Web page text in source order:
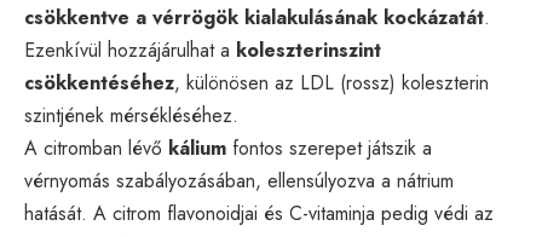
csökkentve a vérrögök kialakulásának kockázatát.
Ezenkívül hozzájárulhat a koleszterinszint
csökkentéséhez, különösen az LDL (rossz) koleszterin
szintjének mérsékléséhez.
A citromban lévő kálium fontos szerepet játszik a
vérnyomás szabályozásában, ellensúlyozva a nátrium
hatását. A citrom flavonoidjai és C-vitaminja pedig védi az